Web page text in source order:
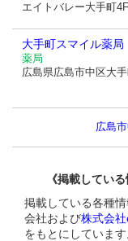
エイトバレー大手町4F
大手町スマイル薬局
薬局
広島県広島市中区大
広島
《掲載してい
掲載している各種
会社および株式会
をもとにしていま